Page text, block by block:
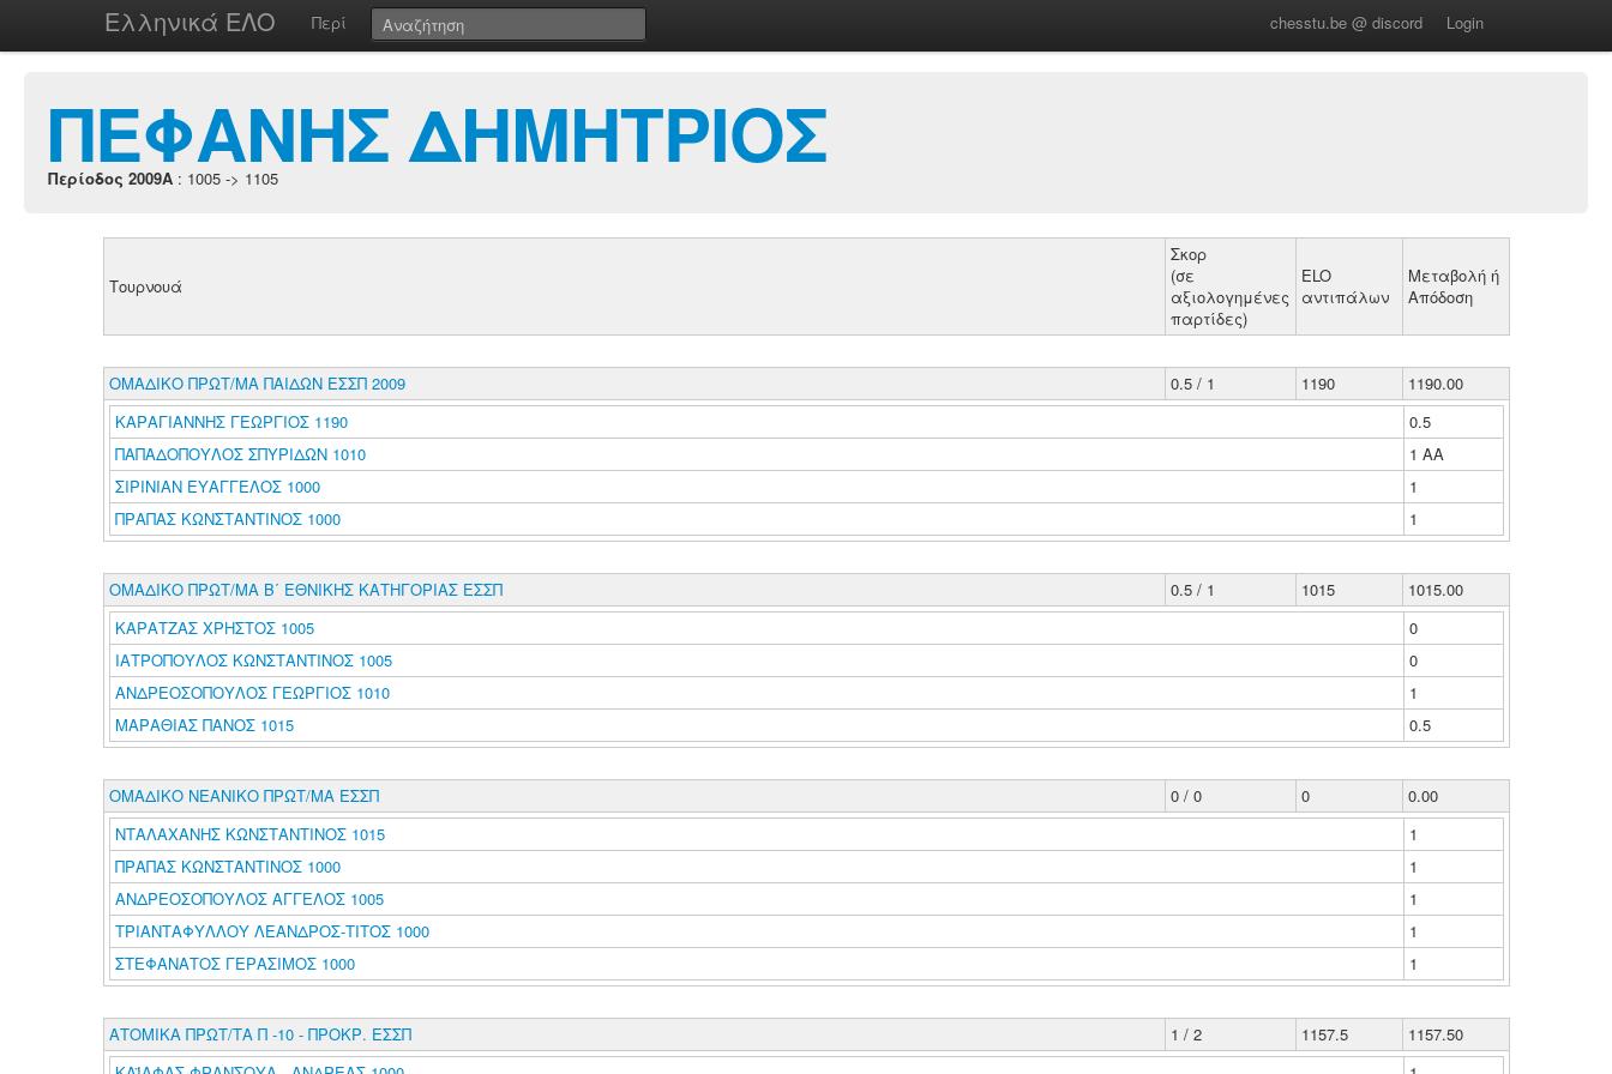
Ελληνικά ΕΛΟ Περί chesstu.be @ discord Login
ΠΕΦΑΝΗΣ ΔΗΜΗΤΡΙΟΣ
Περίοδος 2009A : 1005 -> 1105
Τουρνουά
Σκορ
(σε
αξιολογημένες
παρτίδες)
ELO
αντιπάλων
Μεταβολή ή
Απόδοση
ΟΜΑΔΙΚΟ ΠΡΩΤ/ΜΑ ΠΑΙΔΩΝ ΕΣΣΠ 2009 0.5 / 1 1190
1190.00
ΚΑΡΑΓΙΑΝΝΗΣ ΓΕΩΡΓΙΟΣ 1190
0.5
ΠΑΠΑΔΟΠΟΥΛΟΣ ΣΠΥΡΙΔΩΝ 1010
1 ΑΑ
ΣΙΡΙΝΙΑΝ ΕΥΑΓΓΕΛΟΣ 1000
1
ΠΡΑΠΑΣ ΚΩΝΣΤΑΝΤΙΝΟΣ 1000
1
ΟΜΑΔΙΚΟ ΠΡΩΤ/ΜΑ Β΄ ΕΘΝΙΚΗΣ ΚΑΤΗΓΟΡΙΑΣ ΕΣΣΠ 0.5 / 1 1015
1015.00
ΚΑΡΑΤΖΑΣ ΧΡΗΣΤΟΣ 1005
0
ΙΑΤΡΟΠΟΥΛΟΣ ΚΩΝΣΤΑΝΤΙΝΟΣ 1005
0
ΑΝΔΡΕΟΣΟΠΟΥΛΟΣ ΓΕΩΡΓΙΟΣ 1010
1
ΜΑΡΑΘΙΑΣ ΠΑΝΟΣ 1015
0.5
ΟΜΑΔΙΚΟ ΝΕΑΝΙΚΟ ΠΡΩΤ/ΜΑ ΕΣΣΠ 0 / 0 0
0.00
ΝΤΑΛΑΧΑΝΗΣ ΚΩΝΣΤΑΝΤΙΝΟΣ 1015
1
ΠΡΑΠΑΣ ΚΩΝΣΤΑΝΤΙΝΟΣ 1000
1
ΑΝΔΡΕΟΣΟΠΟΥΛΟΣ ΑΓΓΕΛΟΣ 1005
1
ΤΡΙΑΝΤΑΦΥΛΛΟΥ ΛΕΑΝΔΡΟΣ-ΤΙΤΟΣ 1000
1
ΣΤΕΦΑΝΑΤΟΣ ΓΕΡΑΣΙΜΟΣ 1000
1
ΑΤΟΜΙΚΑ ΠΡΩΤ/ΤΑ Π -10 - ΠΡΟΚΡ. ΕΣΣΠ 1 / 2 1157.5
1157.50